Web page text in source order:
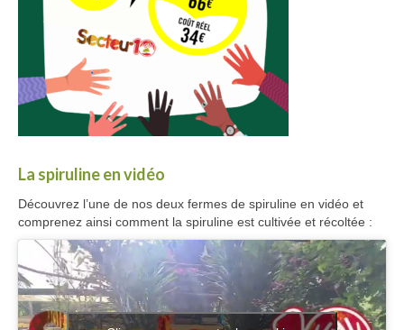
La spiruline en vidéo
Découvrez l’une de nos deux fermes de spiruline en vidéo et
comprenez ainsi comment la spiruline est cultivée et récoltée :